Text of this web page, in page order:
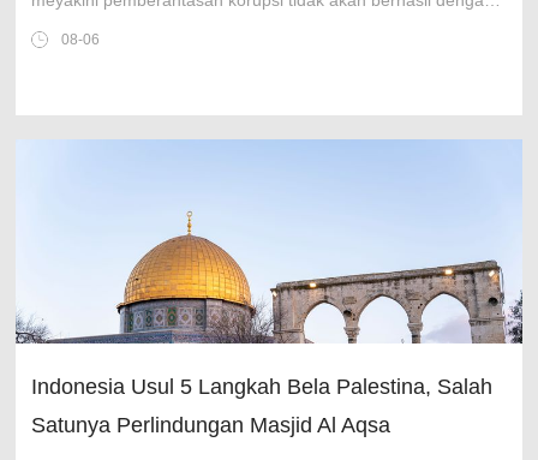
menangkap lebih banyak pelaku.
08-06
Indonesia Usul 5 Langkah Bela Palestina, Salah
Satunya Perlindungan Masjid Al Aqsa